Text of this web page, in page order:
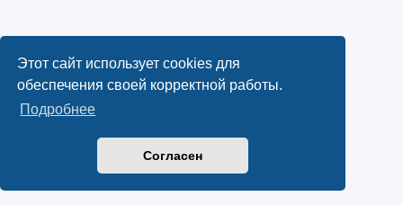
Этот сайт использует cookies для
обеспечения своей корректной работы.
Подробнее
Согласен